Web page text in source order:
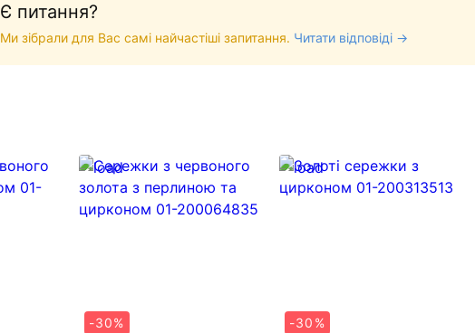
Є питання?
Ми зібрали для Вас самі найчастіші запитання. Читати відповіді →
-30%
-30%